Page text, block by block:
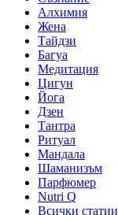
Алхимия
Жена
Тайдзи
Багуа
Медитация
Цигун
Йога
Дзен
Тантра
Ритуал
Мандала
Шаманизъм
Парфюмер
Nutri Q
Всички статии